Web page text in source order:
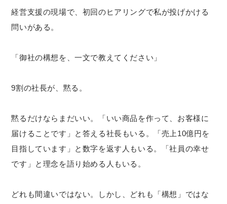
経営支援の現場で、初回のヒアリングで私が投げかける
問いがある。
「御社の構想を、一文で教えてください」
9割の社長が、黙る。
黙るだけならまだいい。「いい商品を作って、お客様に
届けることです」と答える社長もいる。「売上10億円を
目指しています」と数字を返す人もいる。「社員の幸せ
です」と理念を語り始める人もいる。
どれも間違いではない。しかし、どれも「構想」ではな